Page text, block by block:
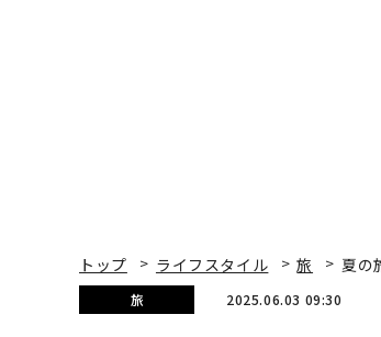
トップ ライフスタイル 旅 夏の
旅 2025.06.03 09:30